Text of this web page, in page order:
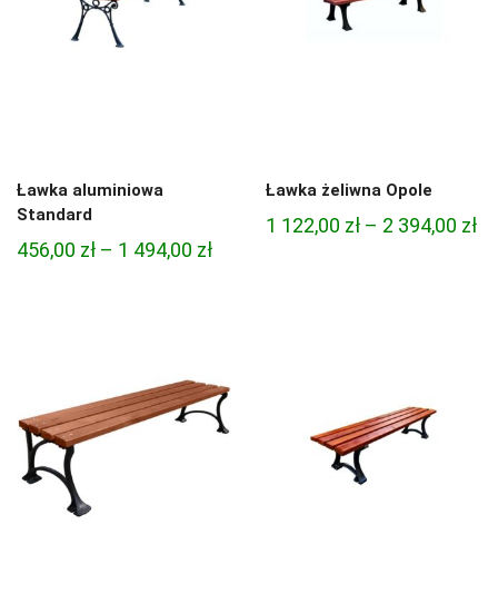
Ławka aluminiowa
Standard
456,00 zł – 1 494,00 złZakres
1
494,00 zł
Ławka żeliwna Opole
1 122,00 zł – 2 394,00 zł